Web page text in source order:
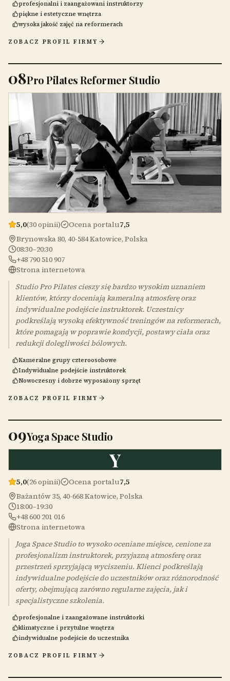
profesjonalni i zaangażowani instruktorzy
piękne i estetyczne wnętrza
wysoka jakość zajęć na reformerach
ZOBACZ PROFIL FIRMY
08Pro Pilates Reformer Studio
5,0(30 opinii) Ocena portalu7,5
Brynowska 80, 40-584 Katowice, Polska
08:30–20:30
+48 790 510 907
Strona internetowa
Studio Pro Pilates cieszy się bardzo wysokim uznaniem
klientów, którzy doceniają kameralną atmosferę oraz
indywidualne podejście instruktorek. Uczestnicy
podkreślają wysoką efektywność treningów na reformerach,
które pomagają w poprawie kondycji, postawy ciała oraz
redukcji dolegliwości bólowych.
Kameralne grupy czteroosobowe
Indywidualne podejście instruktorek
Nowoczesny i dobrze wyposażony sprzęt
ZOBACZ PROFIL FIRMY
09Yoga Space Studio
Y
5,0(26 opinii) Ocena portalu7,5
Bażantów 35, 40-668 Katowice, Polska
18:00–19:30
+48 600 201 016
Strona internetowa
Joga Space Studio to wysoko oceniane miejsce, cenione za
profesjonalizm instruktorek, przyjazną atmosferę oraz
przestrzeń sprzyjającą wyciszeniu. Klienci podkreślają
indywidualne podejście do uczestników oraz różnorodność
oferty, obejmującą zarówno regularne zajęcia, jak i
specjalistyczne szkolenia.
profesjonalne i zaangażowane instruktorki
klimatyczne i przytulne wnętrza
indywidualne podejście do uczestnika
ZOBACZ PROFIL FIRMY